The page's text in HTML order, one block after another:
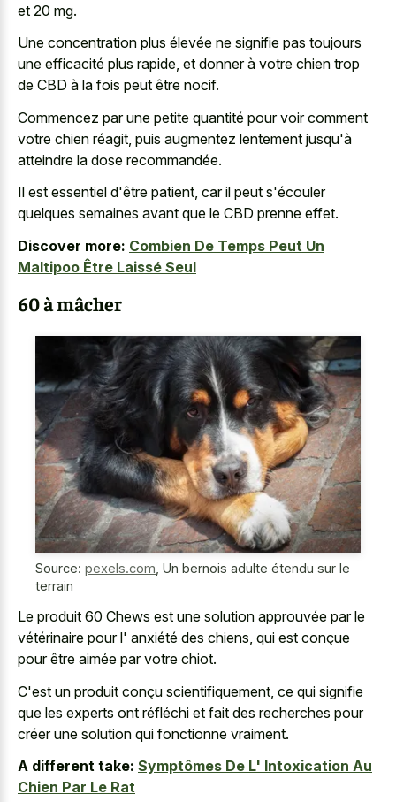
et 20 mg.
Une concentration plus élevée ne signifie pas toujours
une efficacité plus rapide, et donner à votre chien trop
de CBD à la fois peut être nocif.
Commencez par une petite quantité pour voir comment
votre chien réagit, puis augmentez lentement jusqu'à
atteindre la dose recommandée.
Il est essentiel d'être patient, car il peut s'écouler
quelques semaines avant que le CBD prenne effet.
Discover more: Combien De Temps Peut Un
Maltipoo Être Laissé Seul
60 à mâcher
Source: pexels.com Un bernois adulte étendu sur le
terrain
Le produit 60 Chews est une solution approuvée par le
vétérinaire pour l' anxiété des chiens, qui est conçue
pour être aimée par votre chiot.
C'est un produit conçu scientifiquement, ce qui signifie
que les experts ont réfléchi et fait des recherches pour
créer une solution qui fonctionne vraiment.
A different take: Symptômes De L' Intoxication Au
Chien Par Le Rat